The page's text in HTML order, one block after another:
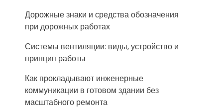
Дорожные знаки и средства обозначения
при дорожных работах
Системы вентиляции: виды, устройство и
принцип работы
Как прокладывают инженерные
коммуникации в готовом здании без
масштабного ремонта